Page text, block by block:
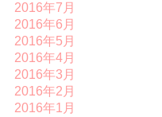
2016年7月
2016年6月
2016年5月
2016年4月
2016年3月
2016年2月
2016年1月